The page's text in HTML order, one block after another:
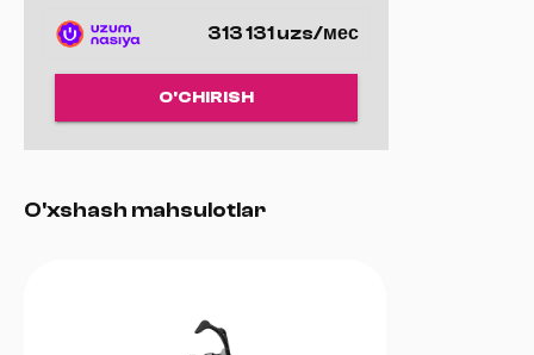
313 131 uzs/мес
O'CHIRISH
O'xshash mahsulotlar